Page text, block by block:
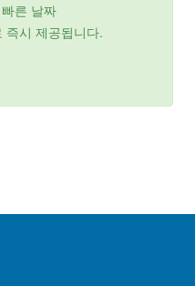
른 날짜
즉시 제공됩니다.